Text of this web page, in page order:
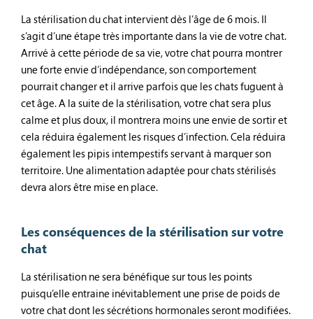
La stérilisation du chat intervient dès l’âge de 6 mois. Il
s’agit d’une étape très importante dans la vie de votre chat.
Arrivé à cette période de sa vie, votre chat pourra montrer
une forte envie d’indépendance, son comportement
pourrait changer et il arrive parfois que les chats fuguent à
cet âge. A la suite de la stérilisation, votre chat sera plus
calme et plus doux, il montrera moins une envie de sortir et
cela réduira également les risques d’infection. Cela réduira
également les pipis intempestifs servant à marquer son
territoire. Une alimentation adaptée pour chats stérilisés
devra alors être mise en place.
Les conséquences de la stérilisation sur votre
chat
La stérilisation ne sera bénéfique sur tous les points
puisqu’elle entraine inévitablement une prise de poids de
votre chat dont les sécrétions hormonales seront modifiées.